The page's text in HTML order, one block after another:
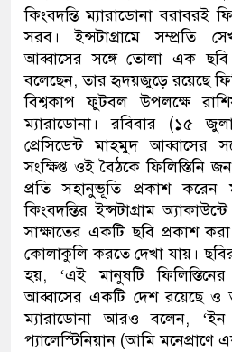
কিংবদন্তি ম্যারাডোনা বরাবরই
সরব। ইন্সটাগ্রামে সম্প্রতি
আব্বাসের সঙ্গে তোলা এক ছবি
বলেছেন, তার হৃদয়জুড়ে রয়েছে
বিশ্বকাপ ফুটবল উপলক্ষে
ম্যারাডোনা। রবিবার (১৫
প্রেসিডেন্ট মাহমুদ আব্বাসের
সংক্ষিপ্ত ওই বৈঠকে ফিলিস্তিনি
প্রতি সহানুভূতি প্রকাশ
কিংবদন্তির ইন্সটাগ্রাম
সাক্ষাতের একটি ছবি প্রকাশ
কোলাকুলি করতে দেখা যায়।
হয়, ‘এই মানুষটি ফিলিস্তিনের
আব্বাসের একটি দেশ রয়েছে ও
ম্যারাডোনা আরও বলেন,
প্যালেস্টিনিয়ান (আমি মনেপ্রাণে